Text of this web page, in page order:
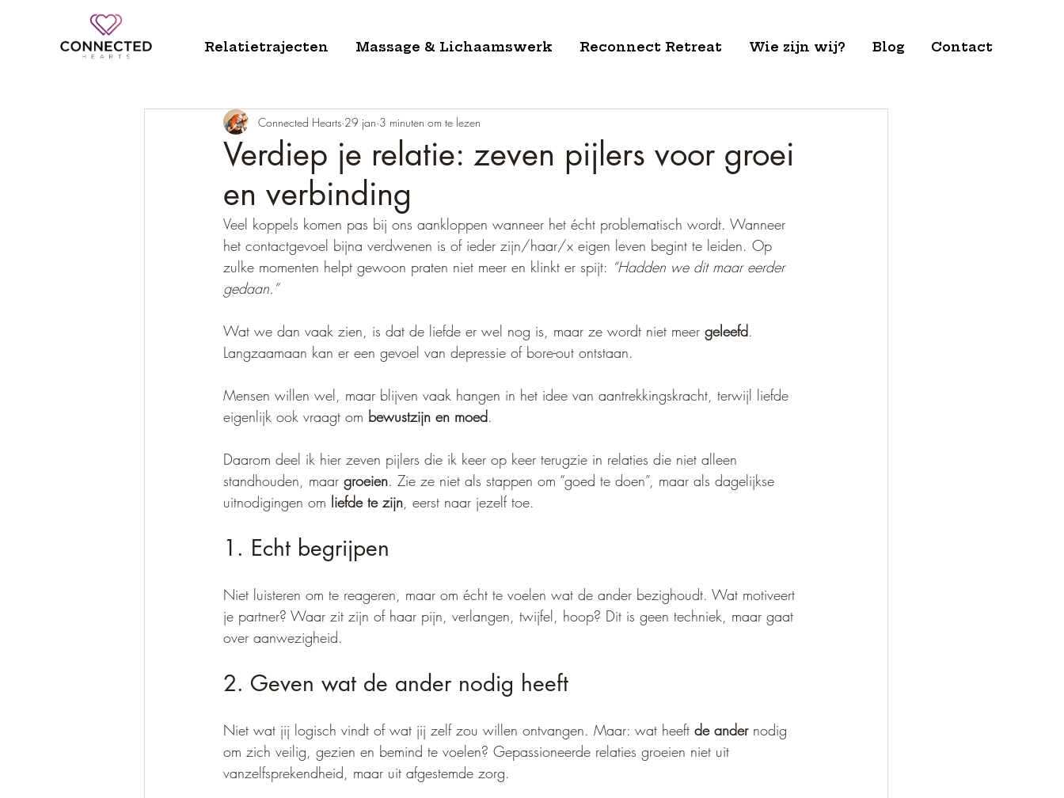
Relatietrajecten Massage & Lichaamswerk Reconnect Retreat Wie zijn wij? Blog Contact
Verdiep je relatie: zeven pijlers voor groei
en verbinding
Connected Hearts 29 jan 3 minuten om te lezen
Veel koppels komen pas bij ons aankloppen wanneer het écht problematisch wordt. Wanneer
het contactgevoel bijna verdwenen is of ieder zijn/haar/x eigen leven begint te leiden. Op
zulke momenten helpt gewoon praten niet meer en klinkt er spijt: “Hadden we dit maar eerder
gedaan.”
Wat we dan vaak zien, is dat de liefde er wel nog is, maar ze wordt niet meer geleefd.
Langzaamaan kan er een gevoel van depressie of bore-out ontstaan.
Mensen willen wel, maar blijven vaak hangen in het idee van aantrekkingskracht, terwijl liefde
eigenlijk ook vraagt om bewustzijn en moed.
Daarom deel ik hier zeven pijlers die ik keer op keer terugzie in relaties die niet alleen
standhouden, maar groeien. Zie ze niet als stappen om “goed te doen”, maar als dagelijkse
uitnodigingen om liefde te zijn, eerst naar jezelf toe.
1. Echt begrijpen
Niet luisteren om te reageren, maar om écht te voelen wat de ander bezighoudt. Wat motiveert
je partner? Waar zit zijn of haar pijn, verlangen, twijfel, hoop? Dit is geen techniek, maar gaat
over aanwezigheid.
2. Geven wat de ander nodig heeft
Niet wat jij logisch vindt of wat jij zelf zou willen ontvangen. Maar: wat heeft de ander nodig
om zich veilig, gezien en bemind te voelen? Gepassioneerde relaties groeien niet uit
vanzelfsprekendheid, maar uit afgestemde zorg.